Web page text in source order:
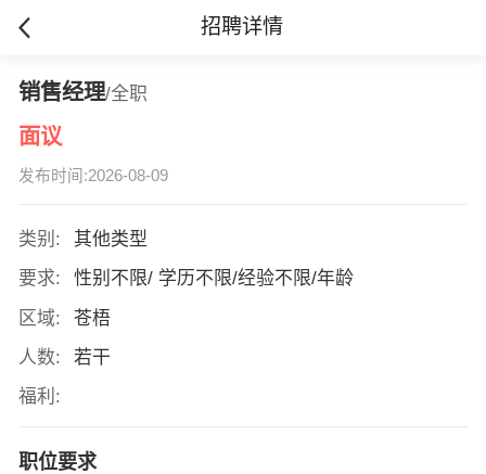
招聘详情
销售经理/全职
面议
发布时间:2026-08-09
类别:
其他类型
要求:
性别不限/ 学历不限/经验不限/年龄
区域:
苍梧
人数:
若干
福利:
职位要求